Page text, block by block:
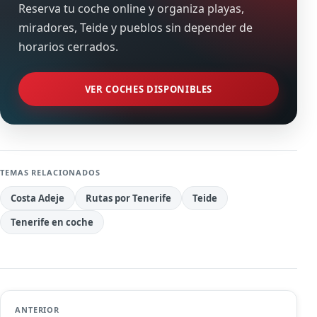
Reserva tu coche online y organiza playas,
miradores, Teide y pueblos sin depender de
horarios cerrados.
VER COCHES DISPONIBLES
TEMAS RELACIONADOS
Costa Adeje Rutas por Tenerife
Teide
Tenerife en coche
ANTERIOR